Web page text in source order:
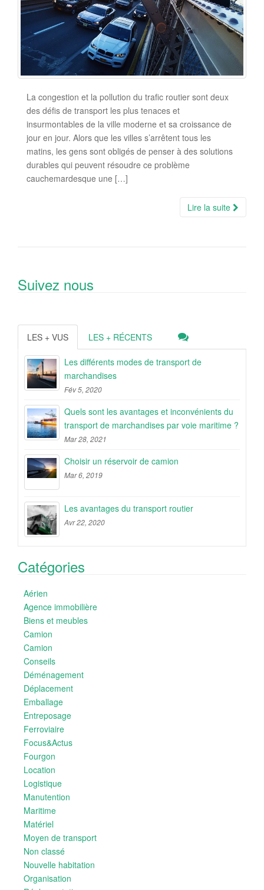
La congestion et la pollution du trafic routier sont deux
des défis de transport les plus tenaces et
insurmontables de la ville moderne et sa croissance de
jour en jour. Alors que les villes s’arrêtent tous les
matins, les gens sont obligés de penser à des solutions
durables qui peuvent résoudre ce problème
cauchemardesque une […]
Lire la suite
Suivez nous
LES + VUS LES + RÉCENTS
Les différents modes de transport de
marchandises
Fév 5, 2020
Quels sont les avantages et inconvénients du
transport de marchandises par voie maritime ?
Mar 28, 2021
Choisir un réservoir de camion
Mar 6, 2019
Les avantages du transport routier
Avr 22, 2020
Catégories
Aérien
Agence immobilière
Biens et meubles
Camion
Camion
Conseils
Déménagement
Déplacement
Emballage
Entreposage
Ferroviaire
Focus&Actus
Fourgon
Location
Logistique
Manutention
Maritime
Matériel
Moyen de transport
Non classé
Nouvelle habitation
Organisation